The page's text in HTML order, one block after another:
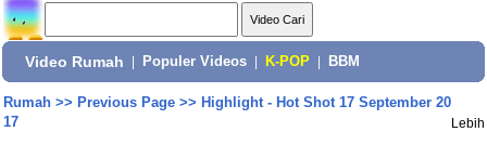
Video Rumah Populer Videos K-POP BBM
Rumah>> Previous Page>> Highlight - Hot Shot 17 September 20
17
Lebih